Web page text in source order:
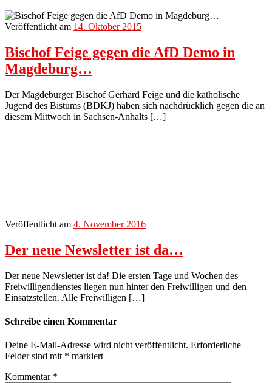
Veröffentlicht am 14. Oktober 2015
Bischof Feige gegen die AfD Demo in
Magdeburg…
Der Magdeburger Bischof Gerhard Feige und die katholische
Jugend des Bistums (BDKJ) haben sich nachdrücklich gegen die an
diesem Mittwoch in Sachsen-Anhalts […]
Veröffentlicht am 4. November 2016
Der neue Newsletter ist da…
Der neue Newsletter ist da! Die ersten Tage und Wochen des
Freiwilligendienstes liegen nun hinter den Freiwilligen und den
Einsatzstellen. Alle Freiwilligen […]
Schreibe einen Kommentar
Deine E-Mail-Adresse wird nicht veröffentlicht. Erforderliche
Felder sind mit * markiert
Kommentar *